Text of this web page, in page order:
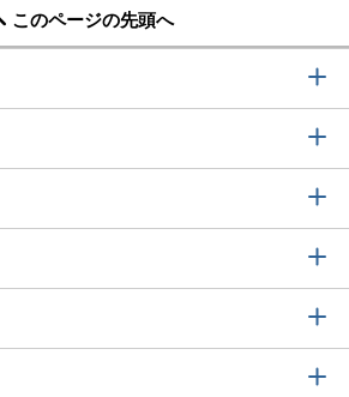
このページの先頭へ